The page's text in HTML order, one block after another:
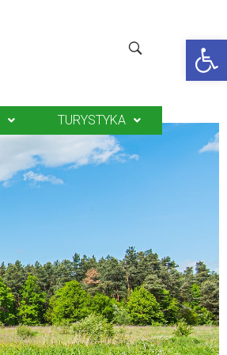
TURYSTYKA